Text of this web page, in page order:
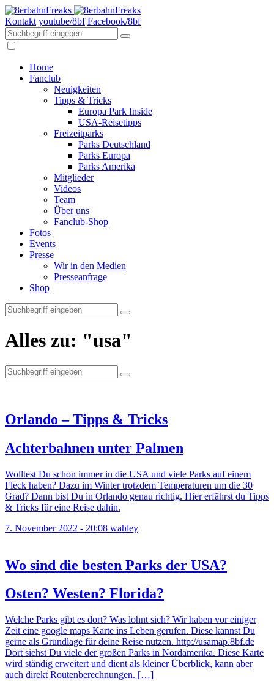
Kontakt youtube/8bf Facebook/8bf
Home
Fanclub
Neuigkeiten
Tipps & Tricks
Europa Park Inside
USA-Reisetipps
Freizeitparks
Parks Deutschland
Parks Europa
Parks Amerika
Mitglieder
Videos
Team
Über uns
Fanclub-Shop
Fotos
Events
Presse
Wir in den Medien
Presseanfrage
Shop
Alles zu: "usa"
Suche
nach:
Orlando – Tipps & Tricks
Achterbahnen unter Palmen
Wolltest Du schon immer in die USA und viele Parks auf einem
Fleck haben? Dazu im Winter trotzdem Temperaturen um die 30
Grad? Dann bist Du in Orlando genau richtig. Hier erfährst du Tipps
& Tricks für eine Reise dahin.
7. November 2022 - 20:08 wahley
Wo sind die besten Parks der USA?
Osten? Westen? Florida?
Welche Parks gibt es dort? Was lohnt sich? Wir haben vor einiger
Zeit eine google maps Karte ins Leben gerufen. Diese kannst Du
gerne als Grundlage für deine Reise nutzen. http://usamap.8bf.de
Dort siehst Du viele der großen Parks in Nordamerika. Diese Karte
wird ständig erweitert und dient als kleiner Überblick, kann aber
auch direkt Routenberechnungen. […]